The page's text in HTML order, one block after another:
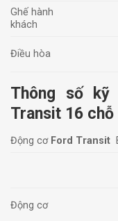
Ghế hành
khách
Điều hòa
Thông số
Transit 16 chỗ
Động cơ Ford Transit
Động cơ